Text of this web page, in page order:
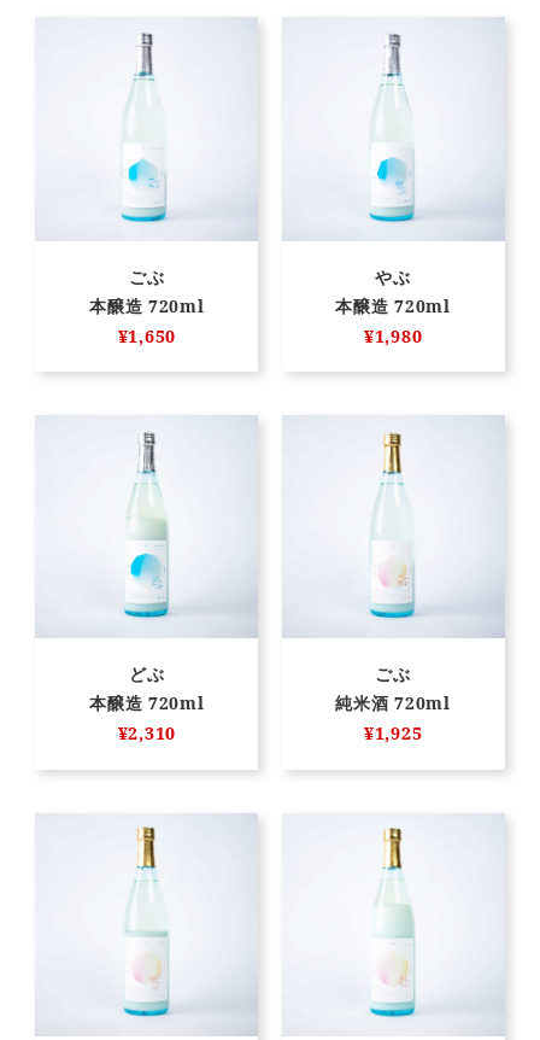
ごぶ
本醸造 720ml
¥1,650
やぶ
本醸造 720ml
¥1,980
どぶ
本醸造 720ml
¥2,310
ごぶ
純米酒 720ml
¥1,925